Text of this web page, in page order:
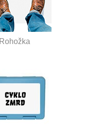
Rohožka